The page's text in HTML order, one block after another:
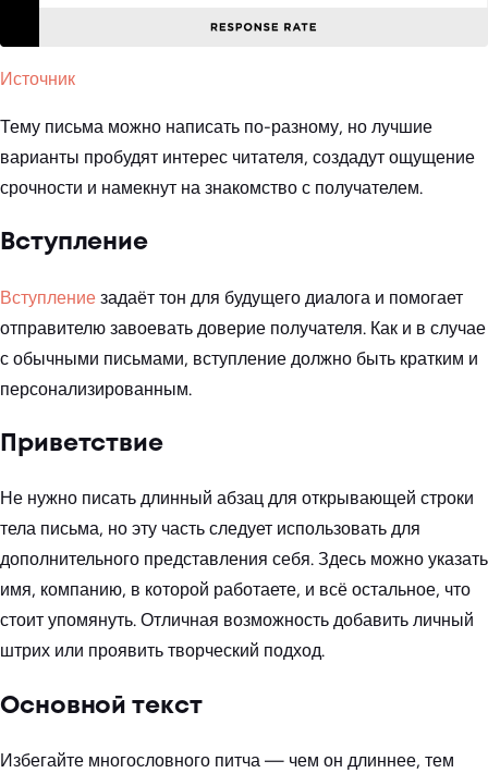
Источник
Тему письма можно написать по-разному, но лучшие
варианты пробудят интерес читателя, создадут ощущение
срочности и намекнут на знакомство с получателем.
Вступление
Вступление задаёт тон для будущего диалога и помогает
отправителю завоевать доверие получателя. Как и в случае
с обычными письмами, вступление должно быть кратким и
персонализированным.
Приветствие
Не нужно писать длинный абзац для открывающей строки
тела письма, но эту часть следует использовать для
дополнительного представления себя. Здесь можно указать
имя, компанию, в которой работаете, и всё остальное, что
стоит упомянуть. Отличная возможность добавить личный
штрих или проявить творческий подход.
Основной текст
Избегайте многословного питча — чем он длиннее, тем